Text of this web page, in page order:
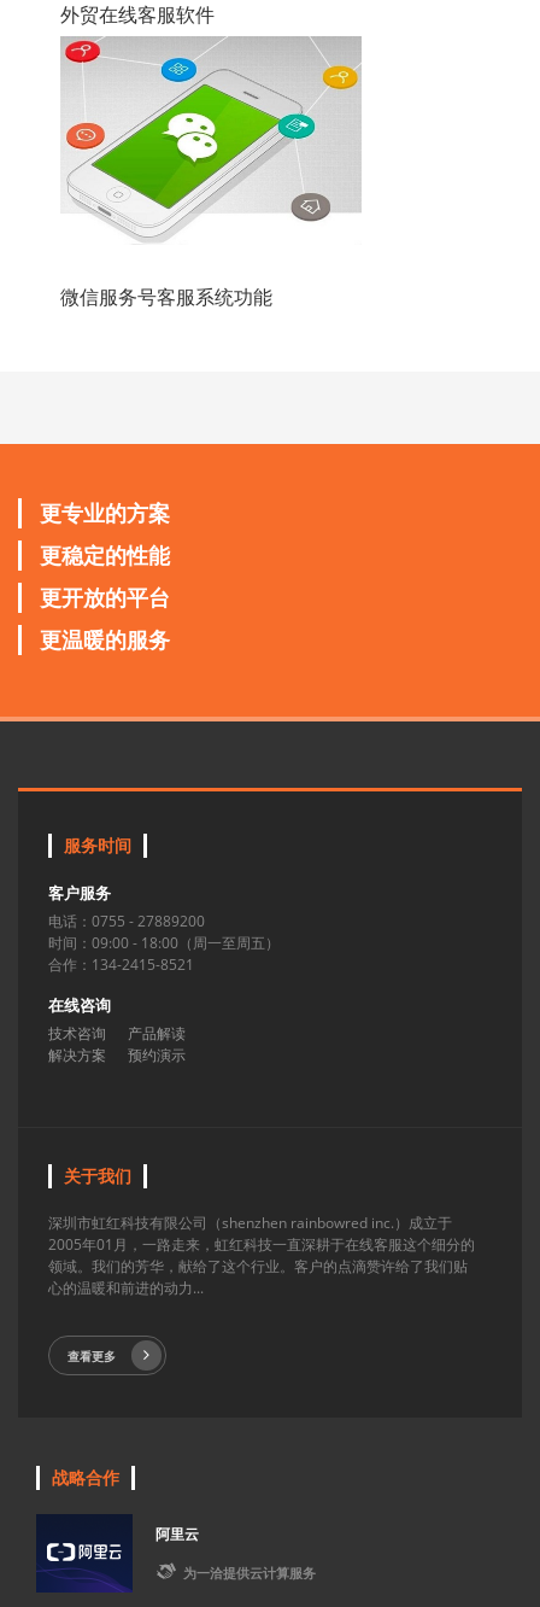
外贸在线客服软件
微信服务号客服系统功能
更专业的方案
更稳定的性能
更开放的平台
更温暖的服务
服务时间
客户服务
电话：0755 - 27889200
时间：09:00 - 18:00（周一至周五）
合作：134-2415-8521
在线咨询
技术咨询
产品解读
解决方案
预约演示
关于我们
深圳市虹红科技有限公司（shenzhen rainbowred inc.）成立于
2005年01月，一路走来，虹红科技一直深耕于在线客服这个细分的
领域。我们的芳华，献给了这个行业。客户的点滴赞许给了我们贴
心的温暖和前进的动力...
查看更多
战略合作
阿里云
 为一洽提供云计算服务